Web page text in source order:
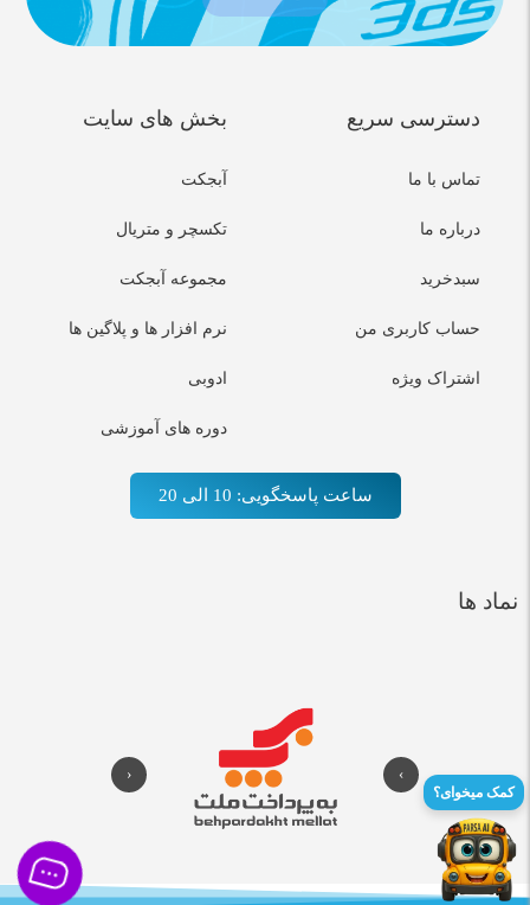
دسترسی سریع
تماس با ما
درباره ما
سبدخرید
حساب کاربری من
اشتراک ویژه
بخش های سایت
آبجکت
تکسچر و متریال
مجموعه آبجکت
نرم افزار ها و پلاگین ها
ادوبی
دوره های آموزشی
ساعت پاسخگویی: 10 الی 20
نماد ها
‹ ›
کمک میخوای؟